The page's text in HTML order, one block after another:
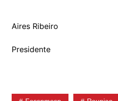
Aires Ribeiro
Presidente